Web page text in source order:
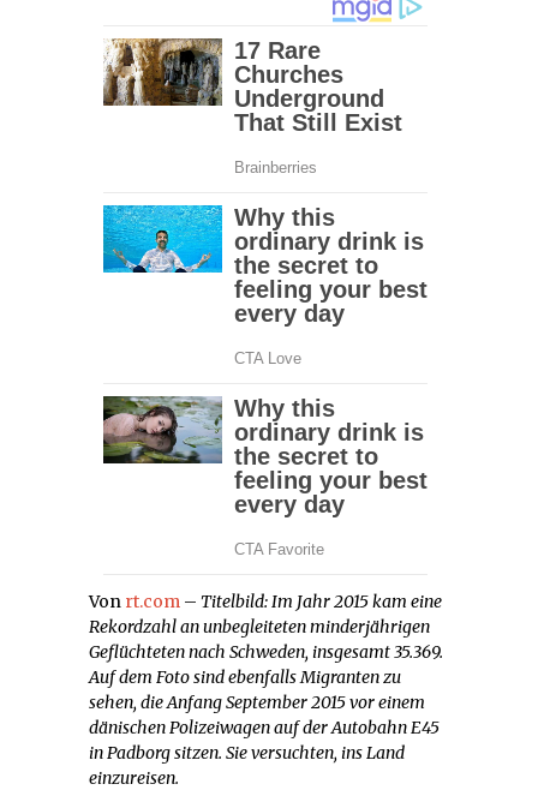
Von rt.com – Titelbild: Im Jahr 2015 kam eine
Rekordzahl an unbegleiteten minderjährigen
Geflüchteten nach Schweden, insgesamt 35.369.
Auf dem Foto sind ebenfalls Migranten zu
sehen, die Anfang September 2015 vor einem
dänischen Polizeiwagen auf der Autobahn E45
in Padborg sitzen. Sie versuchten, ins Land
einzureisen.